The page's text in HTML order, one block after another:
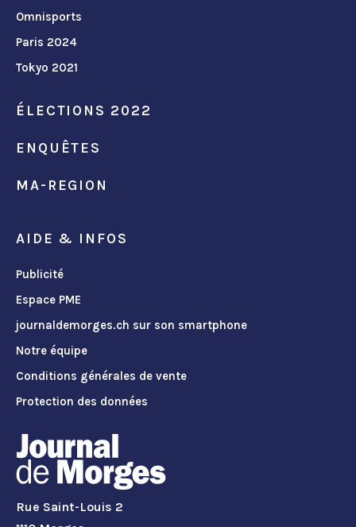
Omnisports
Paris 2024
Tokyo 2021
ÉLECTIONS 2022
ENQUÊTES
MA-REGION
AIDE & INFOS
Publicité
Espace PME
journaldemorges.ch sur son smartphone
Notre équipe
Conditions générales de vente
Protection des données
Rue Saint-Louis 2